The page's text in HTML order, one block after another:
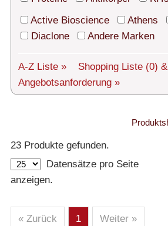
Versand
Über uns
Service
AGBs
English
Active Bioscience
Athens
Diaclone
Andere Marken
A-Z Liste » Shopping Liste (0) &
Angebotsanforderung »
Proteine
– Alle Proteine
– Human
– Cell culture tested premium (cct-
23 Produkte gefunden.
Datensätze pro Seite
anzeigen.
« Zurück 1 Weiter »